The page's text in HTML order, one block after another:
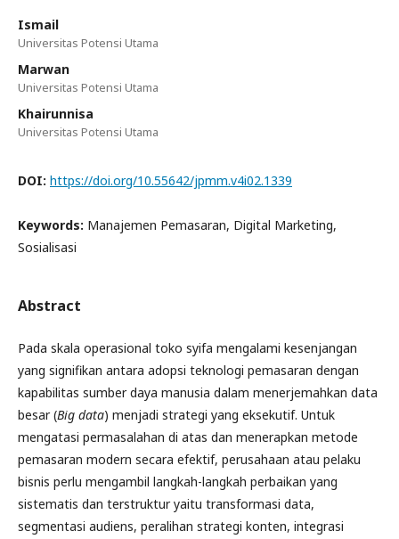
Ismail
Universitas Potensi Utama
Marwan
Universitas Potensi Utama
Khairunnisa
Universitas Potensi Utama
DOI: https://doi.org/10.55642/jpmm.v4i02.1339
Keywords: Manajemen Pemasaran, Digital Marketing,
Sosialisasi
Abstract
Pada skala operasional toko syifa mengalami kesenjangan
yang signifikan antara adopsi teknologi pemasaran dengan
kapabilitas sumber daya manusia dalam menerjemahkan data
besar (Big data) menjadi strategi yang eksekutif. Untuk
mengatasi permasalahan di atas dan menerapkan metode
pemasaran modern secara efektif, perusahaan atau pelaku
bisnis perlu mengambil langkah-langkah perbaikan yang
sistematis dan terstruktur yaitu transformasi data,
segmentasi audiens, peralihan strategi konten, integrasi